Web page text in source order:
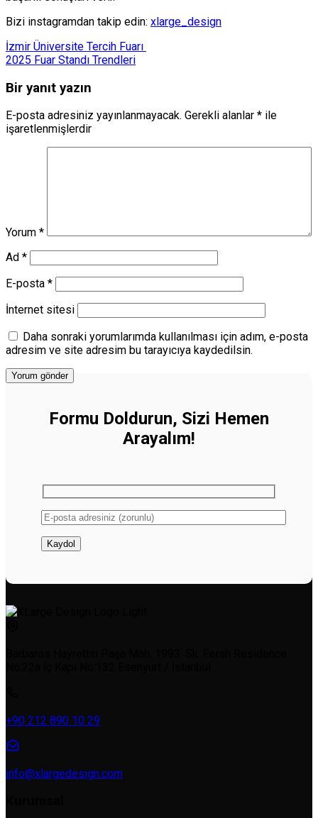
Bizi instagramdan takip edin: xlarge_design
İzmir Üniversite Tercih Fuarı
2025 Fuar Standı Trendleri
Bir yanıt yazın
E-posta adresiniz yayınlanmayacak. Gerekli alanlar * ile
işaretlenmişlerdir
Yorum *
Ad *
E-posta *
İnternet sitesi
Daha sonraki yorumlarımda kullanılması için adım, e-posta
adresim ve site adresim bu tarayıcıya kaydedilsin.
Formu Doldurun, Sizi Hemen
Arayalım!
+90 212 890 10 29
info@xlargedesign.com